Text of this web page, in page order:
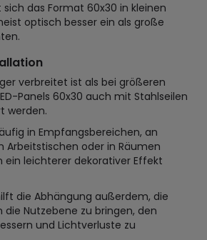
das Format 60x30 in kleinen
optisch besser ein als große
verbreitet ist als bei größeren
Panels 60x30 auch mit Stahlseilen
werden.
in Empfangsbereichen, an
Arbeitstischen oder in Räumen
ein leichterer dekorativer Effekt
die Abhängung außerdem, die
die Nutzebene zu bringen, den
und Lichtverluste zu